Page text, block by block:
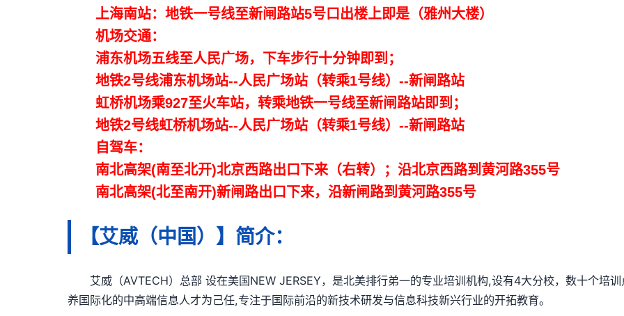
上海南站：地铁一号线至新闸路站5号口出楼上即是（雅州大楼）
机场交通：
浦东机场五线至人民广场，下车步行十分钟即到；
地铁2号线浦东机场站--人民广场站（转乘1号线）--新闸路站
虹桥机场乘927至火车站，转乘地铁一号线至新闸路站即到；
地铁2号线虹桥机场站--人民广场站（转乘1号线）--新闸路站
自驾车：
南北高架(南至北开)北京西路出口下来（右转）；沿北京西路到黄河路355号
南北高架(北至南开)新闸路出口下来，沿新闸路到黄河路355号
【艾威（中国）】简介：
艾威（AVTECH）总部 设在美国NEW JERSEY，是北美排行弟一的专业培训机构,设有4大分校，数十个培
养国际化的中高端信息人才为己任,专注于国际前沿的新技术研发与信息科技新兴行业的开拓教育。